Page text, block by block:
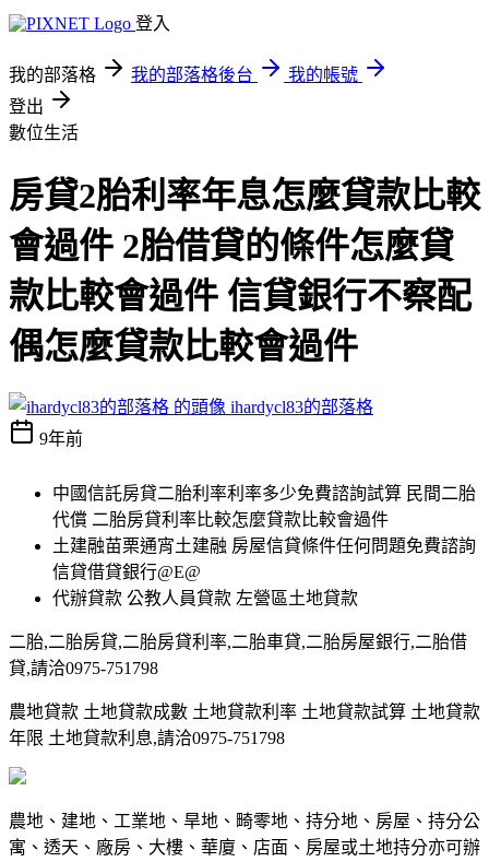
登入
我的部落格 我的部落格後台
我的帳號
登出
數位生活
房貸2胎利率年息怎麼貸款比較
會過件 2胎借貸的條件怎麼貸
款比較會過件 信貸銀行不察配
偶怎麼貸款比較會過件
ihardycl83的部落格
9年前
中國信託房貸二胎利率利率多少免費諮詢試算 民間二胎
代償 二胎房貸利率比較怎麼貸款比較會過件
土建融苗栗通宵土建融 房屋信貸條件任何問題免費諮詢
信貸借貸銀行@E@
代辦貸款 公教人員貸款 左營區土地貸款
二胎,二胎房貸,二胎房貸利率,二胎車貸,二胎房屋銀行,二胎借
貸,請洽0975-751798
農地貸款 土地貸款成數 土地貸款利率 土地貸款試算 土地貸款
年限 土地貸款利息,請洽0975-751798
農地、建地、工業地、旱地、畸零地、持分地、房屋、持分公
寓、透天、廠房、大樓、華廈、店面、房屋或土地持分亦可辦